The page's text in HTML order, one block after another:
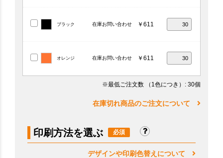
ブラック 在庫お問い合わせ ￥611
オレンジ 在庫お問い合わせ ￥611
※最低ご注文数 （1色につき） : 30個
在庫切れ商品のご注文について
印刷方法を選ぶ
デザインや印刷色替えについて